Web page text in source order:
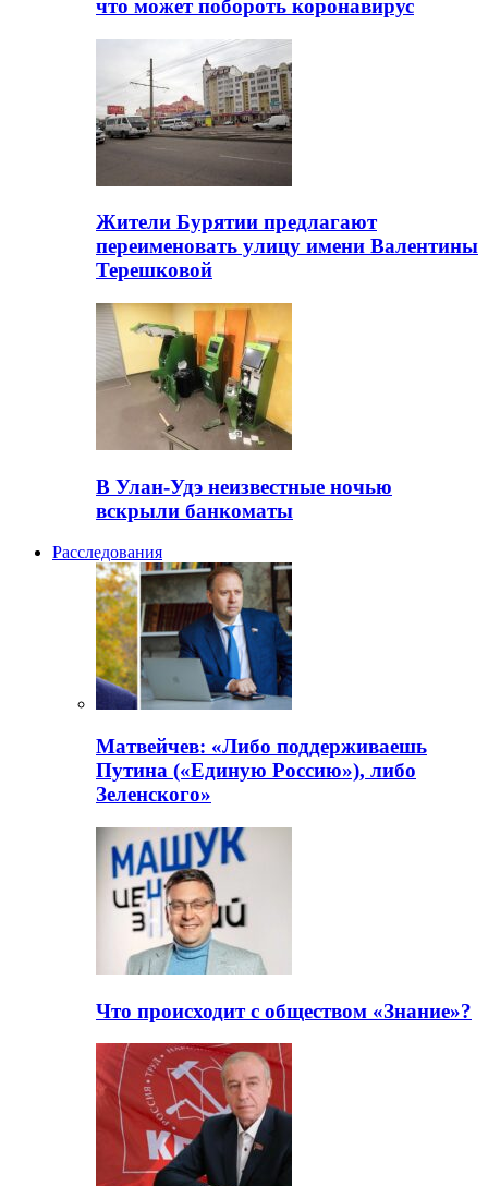
что может побороть коронавирус
Жители Бурятии предлагают
переименовать улицу имени Валентины
Терешковой
В Улан-Удэ неизвестные ночью
вскрыли банкоматы
Расследования
Матвейчев: «Либо поддерживаешь
Путина («Единую Россию»), либо
Зеленского»
Что происходит с обществом «Знание»?